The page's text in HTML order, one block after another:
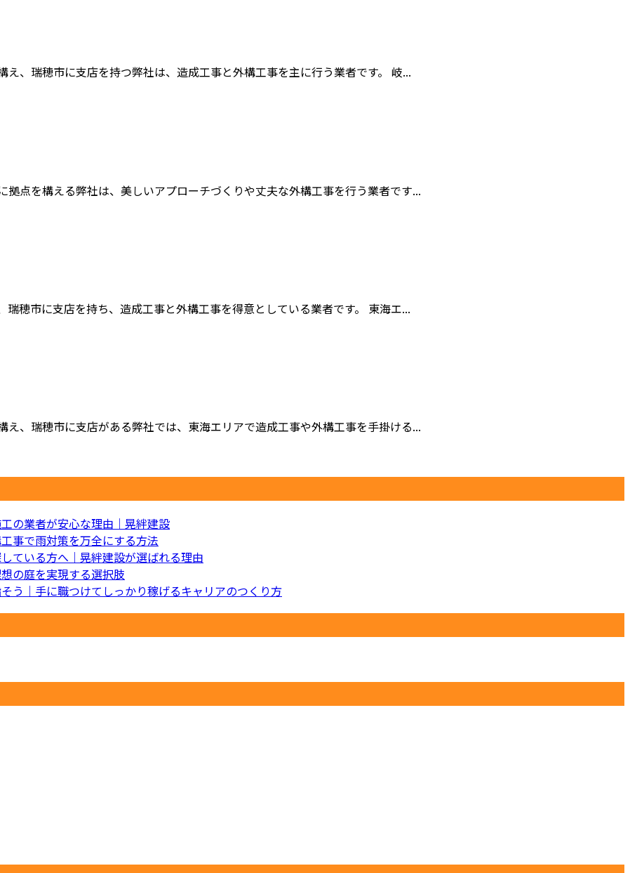
、瑞穂市に支店を持つ弊社は、造成工事と外構工事を主に行う業者です。 岐...
点を構える弊社は、美しいアプローチづくりや丈夫な外構工事を行う業者です...
穂市に支店を持ち、造成工事と外構工事を得意としている業者です。 東海エ...
、瑞穂市に支店がある弊社では、東海エリアで造成工事や外構工事を手掛ける...
の業者が安心な理由｜晃絆建設
事で雨対策を万全にする方法
ている方へ｜晃絆建設が選ばれる理由
の庭を実現する選択肢
う｜手に職つけてしっかり稼げるキャリアのつくり方